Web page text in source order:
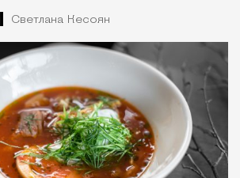
Светлана Кесоян